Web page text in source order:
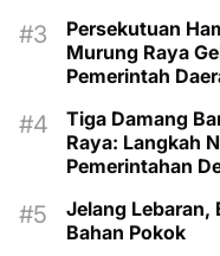
Persekutuan
Murung Raya
Pemerintah
Tiga Damang
Raya: Langkah
Pemerintahan
Jelang Lebaran,
Bahan Pokok